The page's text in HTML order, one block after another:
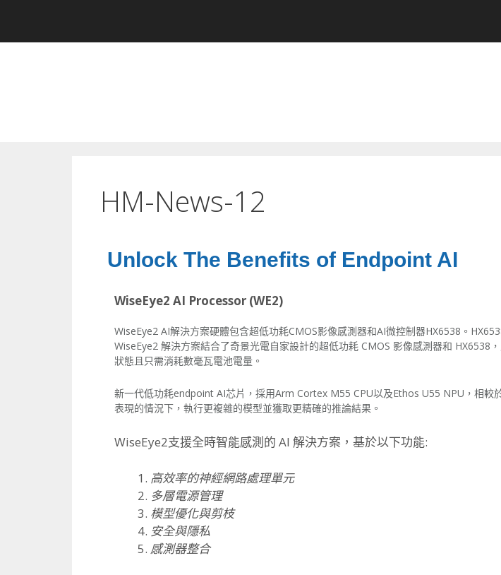
HM-News-12
Unlock The Benefits of Endpoint AI
WiseEye2 AI Processor (WE2)
WiseEye2 AI解決方案硬體包含超低功耗CMOS影像感測器和AI微控制器HX6538。
WiseEye2 解決方案結合了奇景光電自家設計的超低功耗 CMOS 影像感測器和 HX6538
狀態且只需消耗數毫瓦電池電量。
新一代低功耗endpoint AI芯片，採用Arm Cortex M55 CPU以及Ethos U55 NPU，相較
表現的情況下， 執行更複雜的模型並獲取更精確的推論結果。
WiseEye2支援全時智能感測的 AI 解決方案，基於以下功能:
高效率的神經網路處理單元
多層電源管理
模型優化與剪枝
安全與隱私
感測器整合